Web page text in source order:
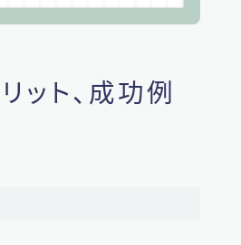
ット、成功例